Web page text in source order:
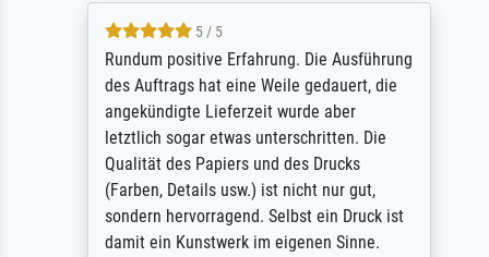
5 / 5
Rundum positive Erfahrung. Die Ausführung
des Auftrags hat eine Weile gedauert, die
angekündigte Lieferzeit wurde aber
letztlich sogar etwas unterschritten. Die
Qualität des Papiers und des Drucks
(Farben, Details usw.) ist nicht nur gut,
sondern hervorragend. Selbst ein Druck ist
damit ein Kunstwerk im eigenen Sinne.